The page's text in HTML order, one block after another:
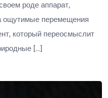
роде аппарат,
ощутимые перемещения
который переосмыслит
[…]